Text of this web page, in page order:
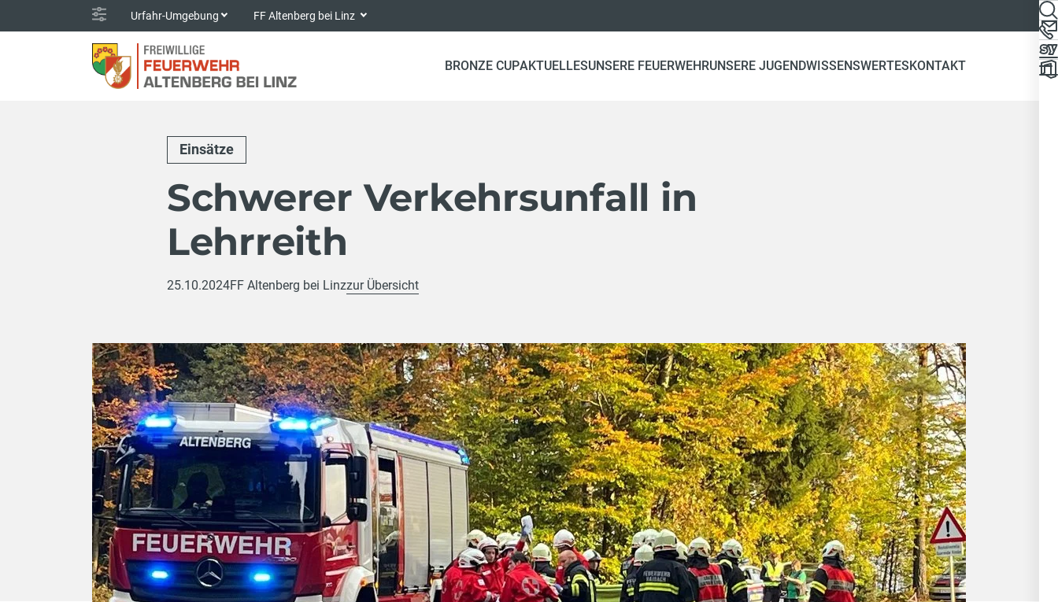
Urfahr-Umgebung FF Altenberg bei Linz
BRONZE CUPAKTUELLESUNSERE FEUERWEHRUNSERE JUGENDWISSENSWERTESKONTAKT
Einsätze
Schwerer Verkehrsunfall in
Lehrreith
25.10.2024FF Altenberg bei Linzzur Übersicht